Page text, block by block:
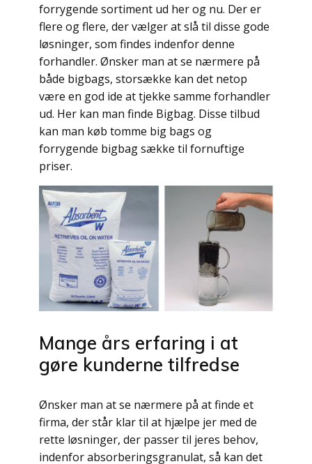
forrygende sortiment ud her og nu. Der er
flere og flere, der vælger at slå til disse gode
løsninger, som findes indenfor denne
forhandler. Ønsker man at se nærmere på
både bigbags, storsække kan det netop
være en god ide at tjekke samme forhandler
ud. Her kan man finde Bigbag. Disse tilbud
kan man køb tomme big bags og
forrygende bigbag sække til fornuftige
priser.
Mange års erfaring i at
gøre kunderne tilfredse
Ønsker man at se nærmere på at finde et
firma, der står klar til at hjælpe jer med de
rette løsninger, der passer til jeres behov,
indenfor absorberingsgranulat, så kan det